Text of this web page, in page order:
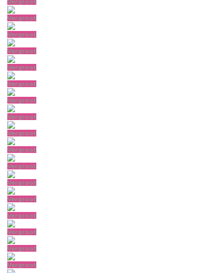
Vergroot
Vergroot
Vergroot
Vergroot
Vergroot
Vergroot
Vergroot
Vergroot
Vergroot
Vergroot
Vergroot
Vergroot
Vergroot
Vergroot
Vergroot
Vergroot
Vergroot